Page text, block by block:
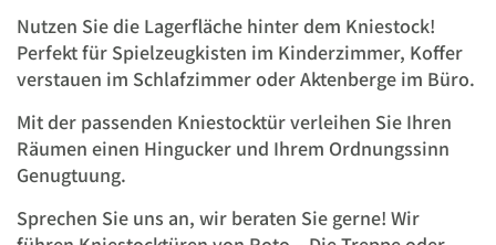
Nutzen Sie die Lagerfläche hinter dem Kniestock!
Perfekt für Spielzeugkisten im Kinderzimmer, Koffer
verstauen im Schlafzimmer oder Aktenberge im Büro.
Mit der passenden Kniestocktür verleihen Sie Ihren
Räumen einen Hingucker und Ihrem Ordnungssinn
Genugtuung.
Sprechen Sie uns an, wir beraten Sie gerne! Wir